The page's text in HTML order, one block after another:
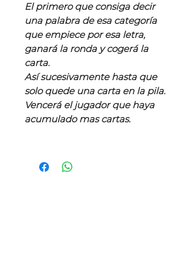
El primero que consiga decir
una palabra de esa categoría
que empiece por esa letra,
ganará la ronda y cogerá la
carta.
Así sucesivamente hasta que
solo quede una carta en la pila.
Vencerá el jugador que haya
acumulado mas cartas.